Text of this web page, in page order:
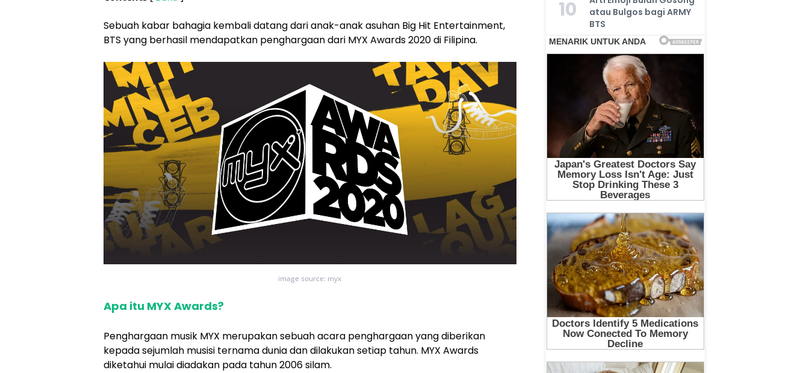
Sebuah kabar bahagia kembali datang dari anak-anak asuhan Big Hit Entertainment,
BTS yang berhasil mendapatkan penghargaan dari MYX Awards 2020 di Filipina.
image source: myx
Apa itu MYX Awards?
Penghargaan musik MYX merupakan sebuah acara penghargaan yang diberikan
kepada sejumlah musisi ternama dunia dan dilakukan setiap tahun. MYX Awards
diketahui mulai diadakan pada tahun 2006 silam.
10
atau Bulgos bagi ARMY
BTS